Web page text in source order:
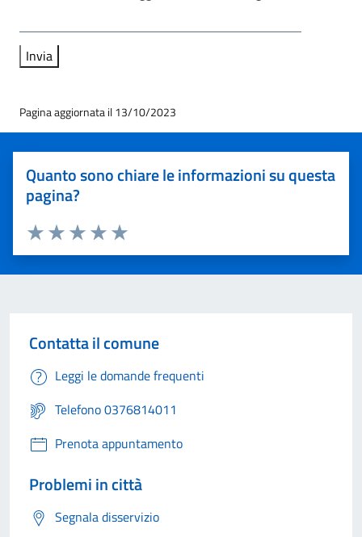
Pagina aggiornata il 13/10/2023
Quanto sono chiare le informazioni su questa
pagina?
Valuta 5 stelle su 5
Valuta 4 stelle su 5
Valuta 3 stelle su 5
Valuta 2 stelle su 5
Valuta 1 stelle su 5
Contatta il comune
Leggi le domande frequenti
Telefono 0376814011
Prenota appuntamento
Problemi in città
Segnala disservizio